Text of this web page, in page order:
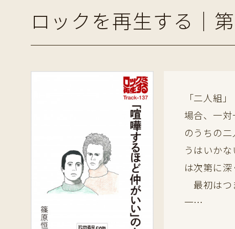
ロックを再生する｜
「二人組
場合、一
のうちの
うはいか
は次第に
最初はつ
一…